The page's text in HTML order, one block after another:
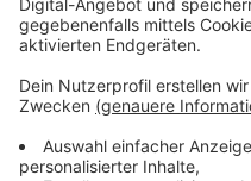
Verpass' nichts mehr
ANTENNE BAYERN
Lifestyle oder